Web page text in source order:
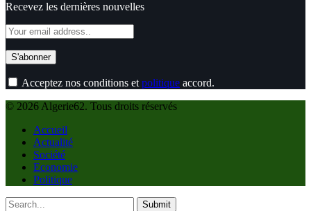
Recevez les dernières nouvelles
Acceptez nos conditions et politique accord.
© 2026 Algerie62. Tous droits réservés
Accueil
Actualité
Société
Economie
Politique
Submit